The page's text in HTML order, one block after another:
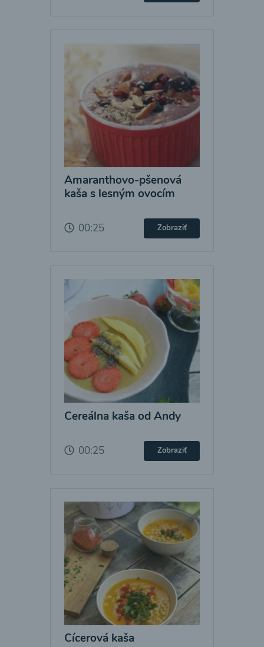
Amaranthovo-pšenová
kaša s lesným ovocím
00:25 Zobraziť
Cereálna kaša od Andy
00:25 Zobraziť
Cícerová kaša